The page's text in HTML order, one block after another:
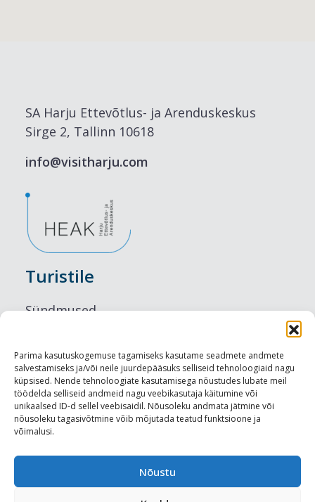
Parima kasutuskogemuse tagamiseks kasutame seadmete andmete
salvestamiseks ja/või neile juurdepääsuks selliseid tehnoloogiaid nagu
küpsised. Nende tehnoloogiate kasutamisega nõustudes lubate meil
töödelda selliseid andmeid nagu veebikasutaja käitumine või
unikaalsed ID-d sellel veebisaidil. Nõusoleku andmata jätmine või
nõusoleku tagasivõtmine võib mõjutada teatud funktsioone ja
võimalusi.
Nõustu
SA Harju Ettevõtlus- ja Arenduskeskus
Sirge 2, Tallinn 10618
info@visitharju.com
Turistile
Sündmused
Maitseelamused
Vaatamisväärsused
Visit Tallinn
Turismiprofessionaalile